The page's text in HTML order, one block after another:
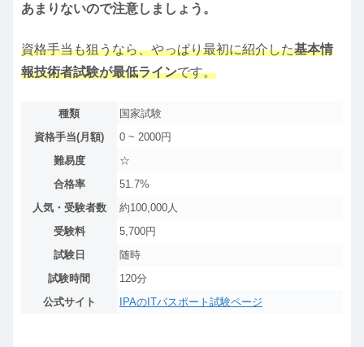
あまりないので注意しましょう。
資格手当も狙うなら、やっぱり最初に紹介した基本情
報技術者試験が最低ラインです。
種類
国家試験
資格手当(月額)
0 ~ 2000円
難易度
☆
合格率
51.7%
人気・受験者数
約100,000人
受験料
5,700円
試験日
随時
試験時間
120分
公式サイト
IPAのITパスポート試験ページ